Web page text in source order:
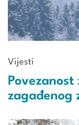
Vijesti
zagađenog